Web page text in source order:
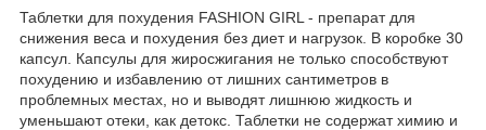
Таблетки для похудения FASHION GIRL - препарат для
снижения веса и похудения без диет и нагрузок. В коробке 30
капсул. Капсулы для жиросжигания не только способствуют
похудению и избавлению от лишних сантиметров в
проблемных местах, но и выводят лишнюю жидкость и
уменьшают отеки, как детокс. Таблетки не содержат химию и